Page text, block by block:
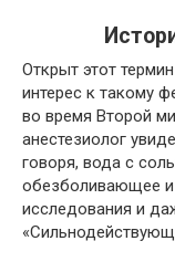
Открыт этот
интерес к такому
во время Второй
анестезиолог
говоря, вода с
обезболивающее и
исследования и